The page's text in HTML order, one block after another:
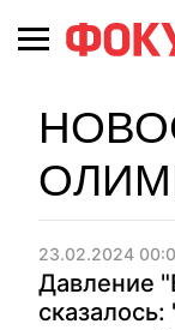
23.02.2024
Давление